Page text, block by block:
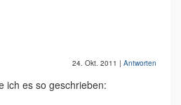
24. Okt. 2011 | Antworten
ich es so geschrieben: